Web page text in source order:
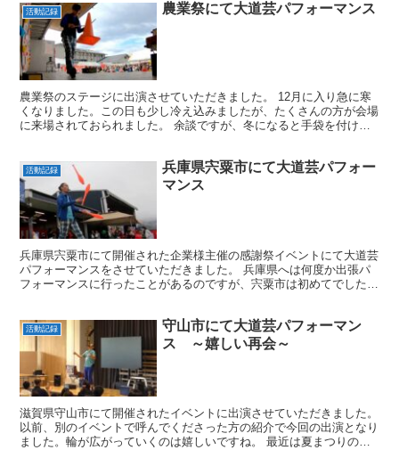
活動記録 農業祭にて大道芸パフォーマンス
農業祭のステージに出演させていただきました。 12月に入り急に寒
くなりました。この日も少し冷え込みましたが、たくさんの方が会場
に来場されておられました。 余談ですが、冬になると手袋を付ける
活動記録
兵庫県宍粟市にて大道芸パフォー
マンス
兵庫県宍粟市にて開催された企業様主催の感謝祭イベントにて大道芸
パフォーマンスをさせていただきました。 兵庫県へは何度か出張パ
フォーマンスに行ったことがあるのですが、宍粟市は初めてでした。
活動記録
守山市にて大道芸パフォーマン
ス ～嬉しい再会～
滋賀県守山市にて開催されたイベントに出演させていただきました。
以前、別のイベントで呼んでくださった方の紹介で今回の出演となり
ました。輪が広がっていくのは嬉しいですね。 最近は夏まつりの出